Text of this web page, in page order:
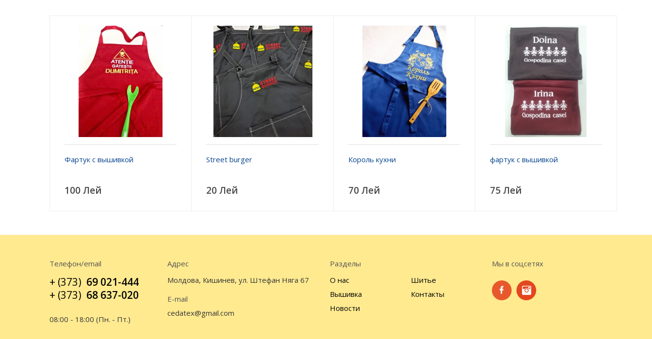
Фартук с вышивкой
100 Лей
Street burger
20 Лей
Король кухни
70 Лей
фартук с вышивкой
75 Лей
Телефон/email
+ (373) 69 021-444
+ (373) 68 637-020
08:00 - 18:00 (Пн. - Пт.)
Адрес
Молдова, Кишинев, ул. Штефан Няга 67
E-mail
cedatex@gmail.com
Разделы
О нас
Вышивка
Новости
Шитье
Контакты
Мы в соцсетях